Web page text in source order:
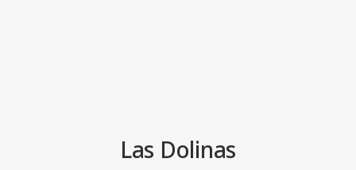
Las Dolinas